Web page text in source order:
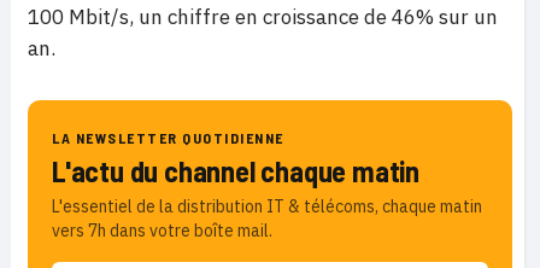
100 Mbit/s, un chiffre en croissance de 46% sur un
an.
LA NEWSLETTER QUOTIDIENNE
L'actu du channel chaque matin
L'essentiel de la distribution IT & télécoms, chaque matin
vers 7h dans votre boîte mail.